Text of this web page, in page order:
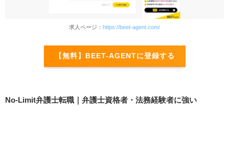
求人ページ： https://beet-agent.com/
【無料】BEET-AGENTに登録する
No-Limit弁護士転職｜弁護士資格者・法務経験者に強い